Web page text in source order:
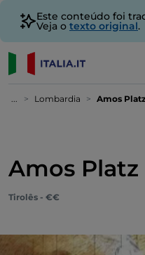
Este conteúdo foi
Veja o texto original.
... Lombardia Amos
Amos Platz
Tirolês - €€